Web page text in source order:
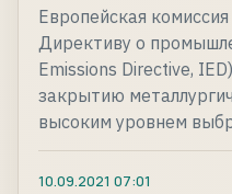
Европейская
Директиву о
Emissions Directive,
закрытию
высоким уровнем
10.09.2021 07:01